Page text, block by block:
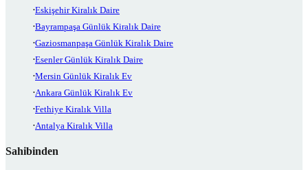
Eskişehir Kiralık Daire
Bayrampaşa Günlük Kiralık Daire
Gaziosmanpaşa Günlük Kiralık Daire
Esenler Günlük Kiralık Daire
Mersin Günlük Kiralık Ev
Ankara Günlük Kiralık Ev
Fethiye Kiralık Villa
Antalya Kiralık Villa
Sahibinden